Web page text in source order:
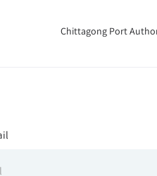
Chittagong Port